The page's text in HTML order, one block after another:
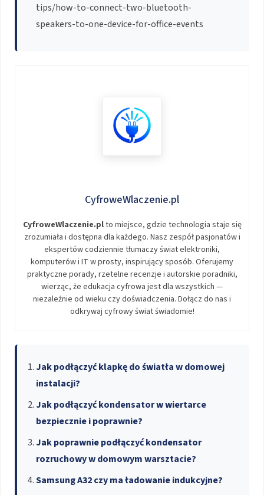
tips/how-to-connect-two-bluetooth-
speakers-to-one-device-for-office-events
CyfroweWlaczenie.pl
CyfroweWlaczenie.plto miejsce, gdzie technologia staje się
zrozumiała i dostępna dla każdego. Nasz zespół pasjonatów i
ekspertów codziennie tłumaczy świat elektroniki,
komputerów i IT w prosty, inspirujący sposób. Oferujemy
praktyczne porady, rzetelne recenzje i autorskie poradniki,
wierząc, że edukacja cyfrowa jest dla wszystkich —
niezależnie od wieku czy doświadczenia. Dołącz do nas i
odkrywaj cyfrowy świat świadomie!
Jak podłączyć klapkę do światła w domowej
instalacji?
Jak podłączyć kondensator w wiertarce
bezpiecznie i poprawnie?
Jak poprawnie podłączyć kondensator
rozruchowy w domowym warsztacie?
Samsung A32 czy ma ładowanie indukcyjne?